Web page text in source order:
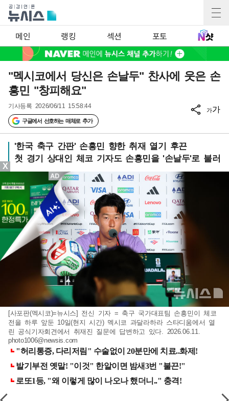
메인 랭킹 섹션 포토
"멕시코에서 당신은 손날두" 찬사에 웃은 손
흥민 "창피해요"
기사등록 2026/06/11 15:58:44
구글에서 선호하는 매체로 추가
가가
'한국 축구 간판' 손흥민 향한 취재 열기 후끈
첫 경기 상대인 체코 기자도 손흥민을 '손날두'로 불러
[사포판(멕시코)=뉴시스] 전신 기자 = 축구 국가대표팀 손흥민이 체코
전을 하루 앞둔 10일(현지 시간) 멕시코 과달라하라 스타디움에서 열
린 공식기자회견에서 취재진 질문에 답변하고 있다. 2026.06.11.
photo1006@newsis.com
X